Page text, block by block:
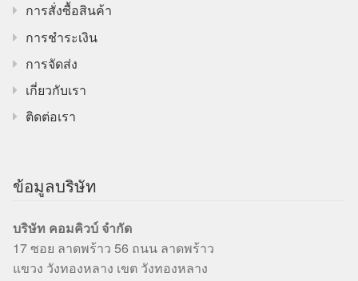
การสั่งซื้อสินค้า
การชำระเงิน
การจัดส่ง
เกี่ยวกับเรา
ติดต่อเรา
ข้อมูลบริษัท
บริษัท คอมคิวบ์ จำกัด
17 ซอย ลาดพร้าว 56 ถนน ลาดพร้าว
แขวง วังทองหลาง เขต วังทองหลาง